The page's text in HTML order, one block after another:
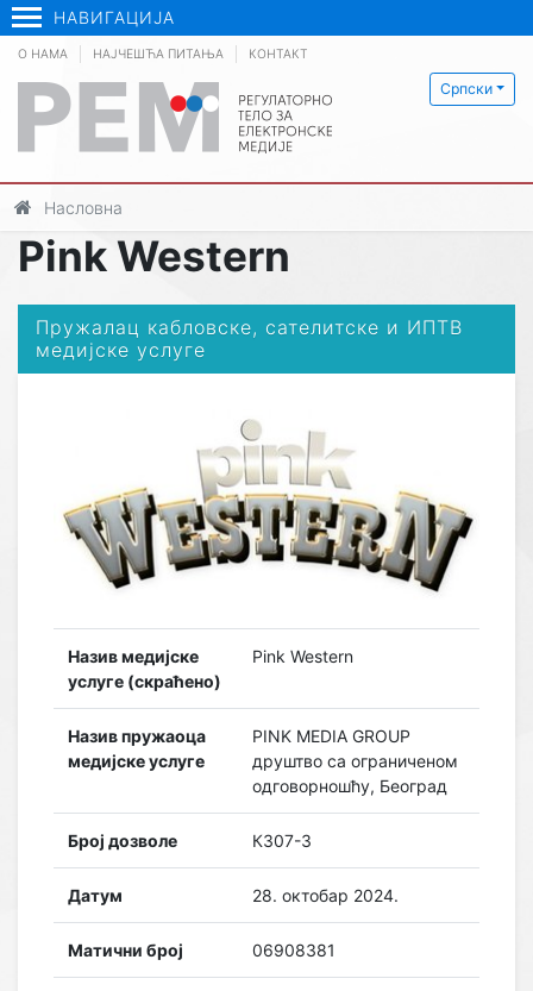
НАВИГАЦИЈА
Српски
О НАМА НАЈЧЕШЋА ПИТАЊА КОНТАКТ
Насловна
Pink Western
Пружалац кабловске, сателитске и ИПТВ
медијске услуге
Назив медијске
услуге (скраћено)
Pink Western
Назив пружаоца
медијске услуге
PINK MEDIA GROUP
друштво са ограниченом
одговорношћу, Београд
Број дозволе К307-3
Датум 28. октобар 2024.
Матични број 06908381